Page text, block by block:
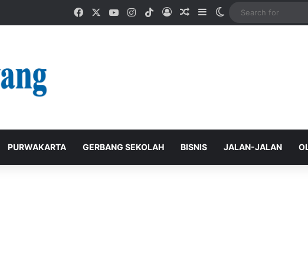
FacebookYouTubeInstagram
TikTokLog InRandom Article
SidebarSwitch skin
PURWAKARTA GERBANG SEKOLAH BISNIS JALAN-JALAN